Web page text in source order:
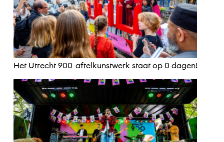
Het Utrecht 900-aftelkunstwerk staat op 0 dagen!